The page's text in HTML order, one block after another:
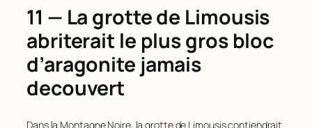
11 — La grotte de Limousis
abriterait le plus gros bloc
d’aragonite jamais
decouvert
Dans la Montagne Noire, la grotte de Limousis contiendrait